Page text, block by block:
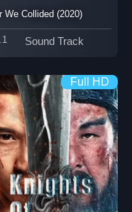
We Collided (2020)
Sound Track
Full HD